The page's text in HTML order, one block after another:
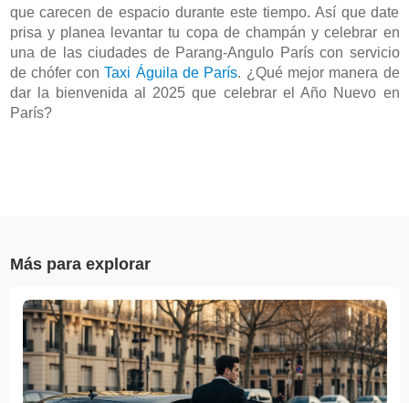
que carecen de espacio durante este tiempo. Así que date
prisa y planea levantar tu copa de champán y celebrar en
una de las ciudades de Parang-Angulo París con servicio
de chófer con Taxi Águila de París. ¿Qué mejor manera de
dar la bienvenida al 2025 que celebrar el Año Nuevo en
París?
Más para explorar